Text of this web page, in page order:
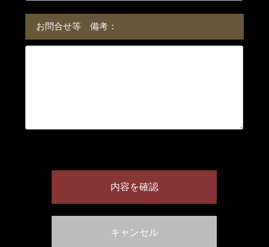
お問合せ等 備考：